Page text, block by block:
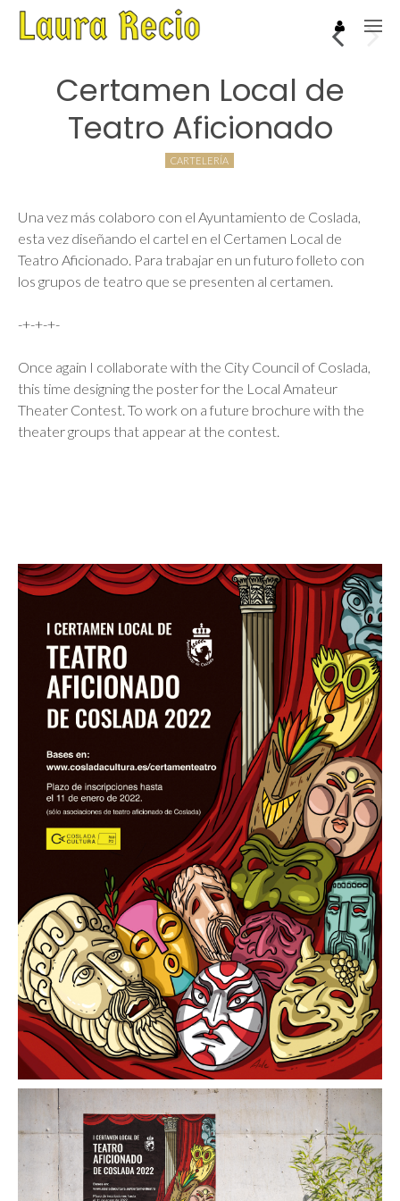
Certamen Local de
Teatro Aficionado
CARTELERÍA
Una vez más colaboro con el Ayuntamiento de Coslada,
esta vez diseñando el cartel en el Certamen Local de
Teatro Aficionado. Para trabajar en un futuro folleto con
los grupos de teatro que se presenten al certamen.
-+-+-+-
Once again I collaborate with the City Council of Coslada,
this time designing the poster for the Local Amateur
Theater Contest. To work on a future brochure with the
theater groups that appear at the contest.